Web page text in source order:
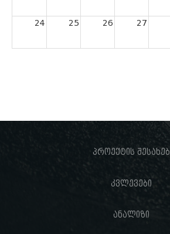
24 25 26 27
პროექტის შესახებ
კვლევები
ანალიზი